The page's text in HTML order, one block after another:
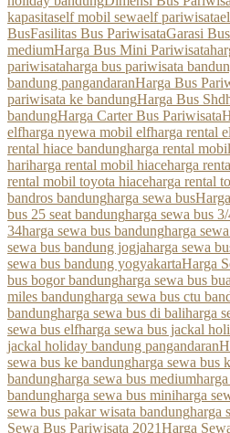
kapasitaself mobil sewaelf pariwisata
BusFasilitas Bus PariwisataGarasi
mediumHarga Bus Mini Pariwisata
pariwisataharga bus pariwisata
bandung pangandaranHarga Bus
pariwisata ke bandungHarga Bus Shd
bandungHarga Carter Bus Pariwisata
elfharga nyewa mobil elfharga rental
rental hiace bandungharga rental
hariharga rental mobil hiaceharga
rental mobil toyota hiaceharga rental
bandros bandungharga sewa bus
bus 25 seat bandungharga sewa bus
34harga sewa bus bandungharga
sewa bus bandung jogjaharga sewa
sewa bus bandung yogyakartaHarga
bus bogor bandungharga sewa bus
miles bandungharga sewa bus ctu
bandungharga sewa bus di baliharga
sewa bus elfharga sewa bus jackal
jackal holiday bandung pangandaran
sewa bus ke bandungharga sewa bus
bandungharga sewa bus medium
bandungharga sewa bus miniharga
sewa bus pakar wisata bandungharga
Sewa Bus Pariwisata 2021Harga